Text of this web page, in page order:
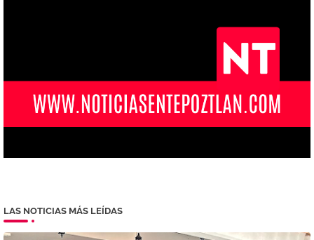
LAS NOTICIAS MÁS LEÍDAS